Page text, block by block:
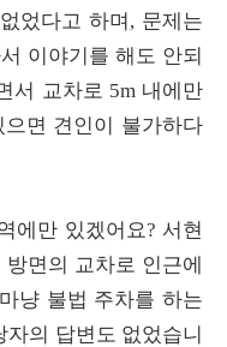
었다고 하며, 문제는
이야기를 해도 안되
서 교차로 5m 내에만
면 견인이 불가하다
에만 있겠어요? 서현
면의 교차로 인근에
냥 불법 주차를 하는
의 답변도 없었습니